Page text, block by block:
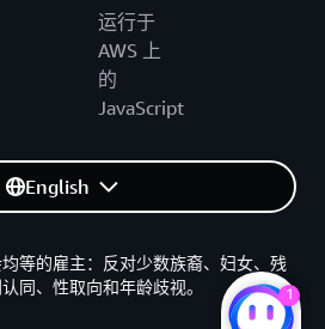
运行于
AWS 上
的
JavaScript
English
等的雇主：反对少数族裔、妇女、残
同、性取向和年龄歧视。
1